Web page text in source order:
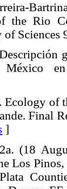
the Rio
of
México
Ecology of
Final
]
(18
Los